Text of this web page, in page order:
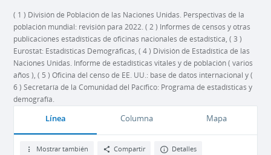
( 1 ) División de Población de las Naciones Unidas. Perspectivas de la
población mundial: revisión para 2022. ( 2 ) Informes de censos y otras
publicaciones estadísticas de oficinas nacionales de estadística, ( 3 )
Eurostat: Estadísticas Demográficas, ( 4 ) División de Estadística de las
Naciones Unidas. Informe de estadísticas vitales y de población ( varios
años ), ( 5 ) Oficina del censo de EE. UU.: base de datos internacional y (
6 ) Secretaría de la Comunidad del Pacífico: Programa de estadísticas y
demografía.
Línea Columna Mapa
Mostrar también Compartir Detalles